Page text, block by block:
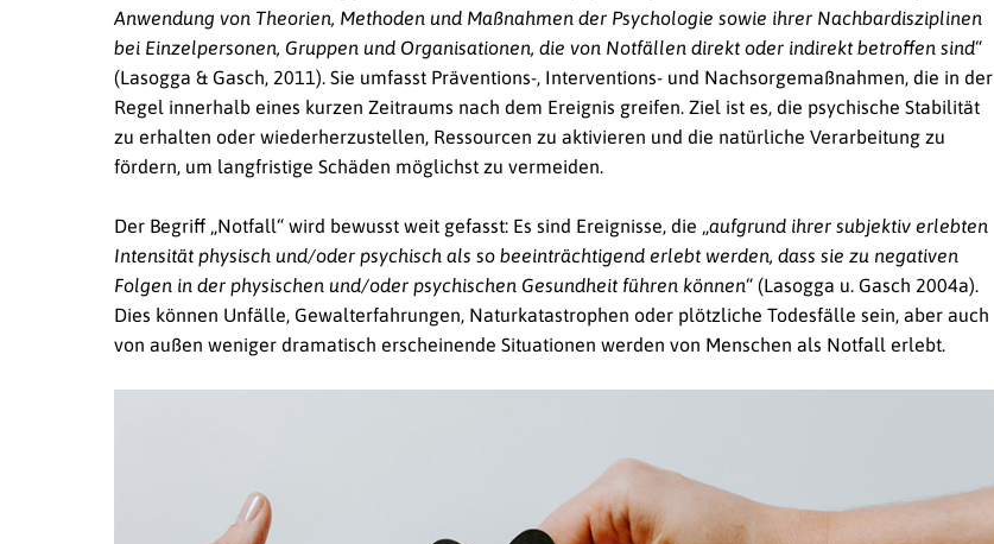
Anwendung von Theorien, Methoden und Maßnahmen der Psychologie sowie ihrer Nachbardisziplinen
bei Einzelpersonen, Gruppen und Organisationen, die von Notfällen direkt oder indirekt betroffen sind“
(Lasogga & Gasch, 2011). Sie umfasst Präventions-, Interventions- und Nachsorgemaßnahmen, die in der
Regel innerhalb eines kurzen Zeitraums nach dem Ereignis greifen. Ziel ist es, die psychische Stabilität
zu erhalten oder wiederherzustellen, Ressourcen zu aktivieren und die natürliche Verarbeitung zu
fördern, um langfristige Schäden möglichst zu vermeiden.
Der Begriff „Notfall“ wird bewusst weit gefasst: Es sind Ereignisse, die „aufgrund ihrer subjektiv erlebten
Intensität physisch und/oder psychisch als so beeinträchtigend erlebt werden, dass sie zu negativen
Folgen in der physischen und/oder psychischen Gesundheit führen können“ (Lasogga u. Gasch 2004a).
Dies können Unfälle, Gewalterfahrungen, Naturkatastrophen oder plötzliche Todesfälle sein, aber auch
von außen weniger dramatisch erscheinende Situationen werden von Menschen als Notfall erlebt.